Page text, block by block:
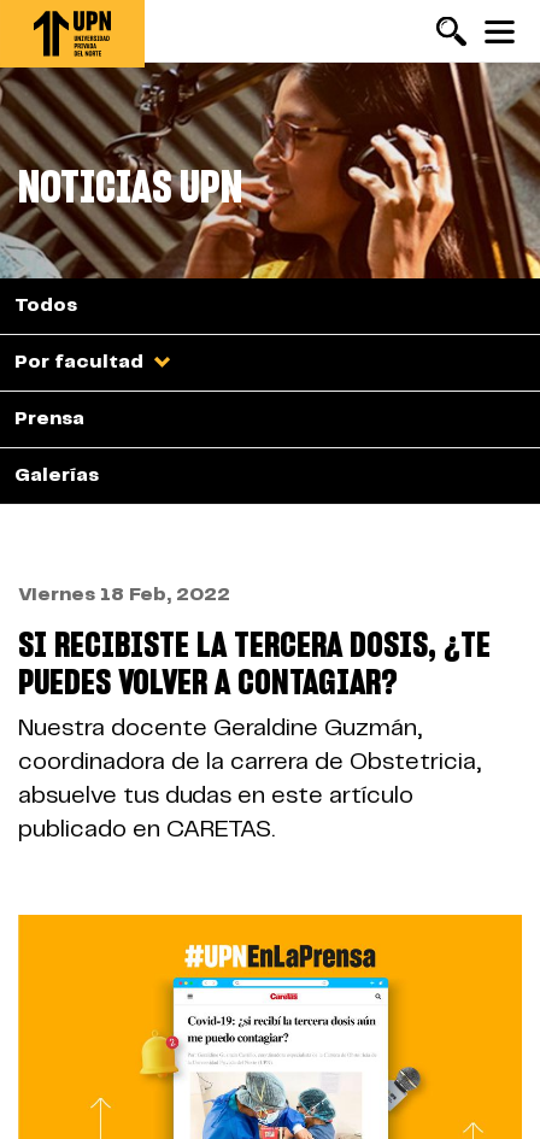
Pasar
contenido
principal
NOTICIAS UPN
Todos
Por facultad
Prensa
Galerías
Viernes 18 Feb, 2022
SI RECIBISTE LA TERCERA DOSIS, ¿TE
PUEDES VOLVER A CONTAGIAR?
Nuestra docente Geraldine Guzmán,
coordinadora de la carrera de Obstetricia,
absuelve tus dudas en este artículo
publicado en CARETAS.